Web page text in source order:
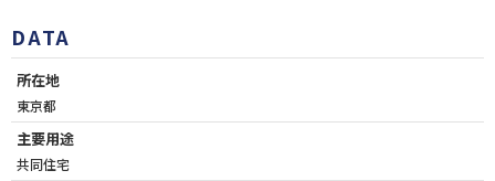
DATA
所在地
東京都
主要用途
共同住宅